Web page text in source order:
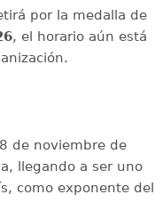
por la medalla de
, el horario aún está
de noviembre de
llegando a ser uno
como exponente del